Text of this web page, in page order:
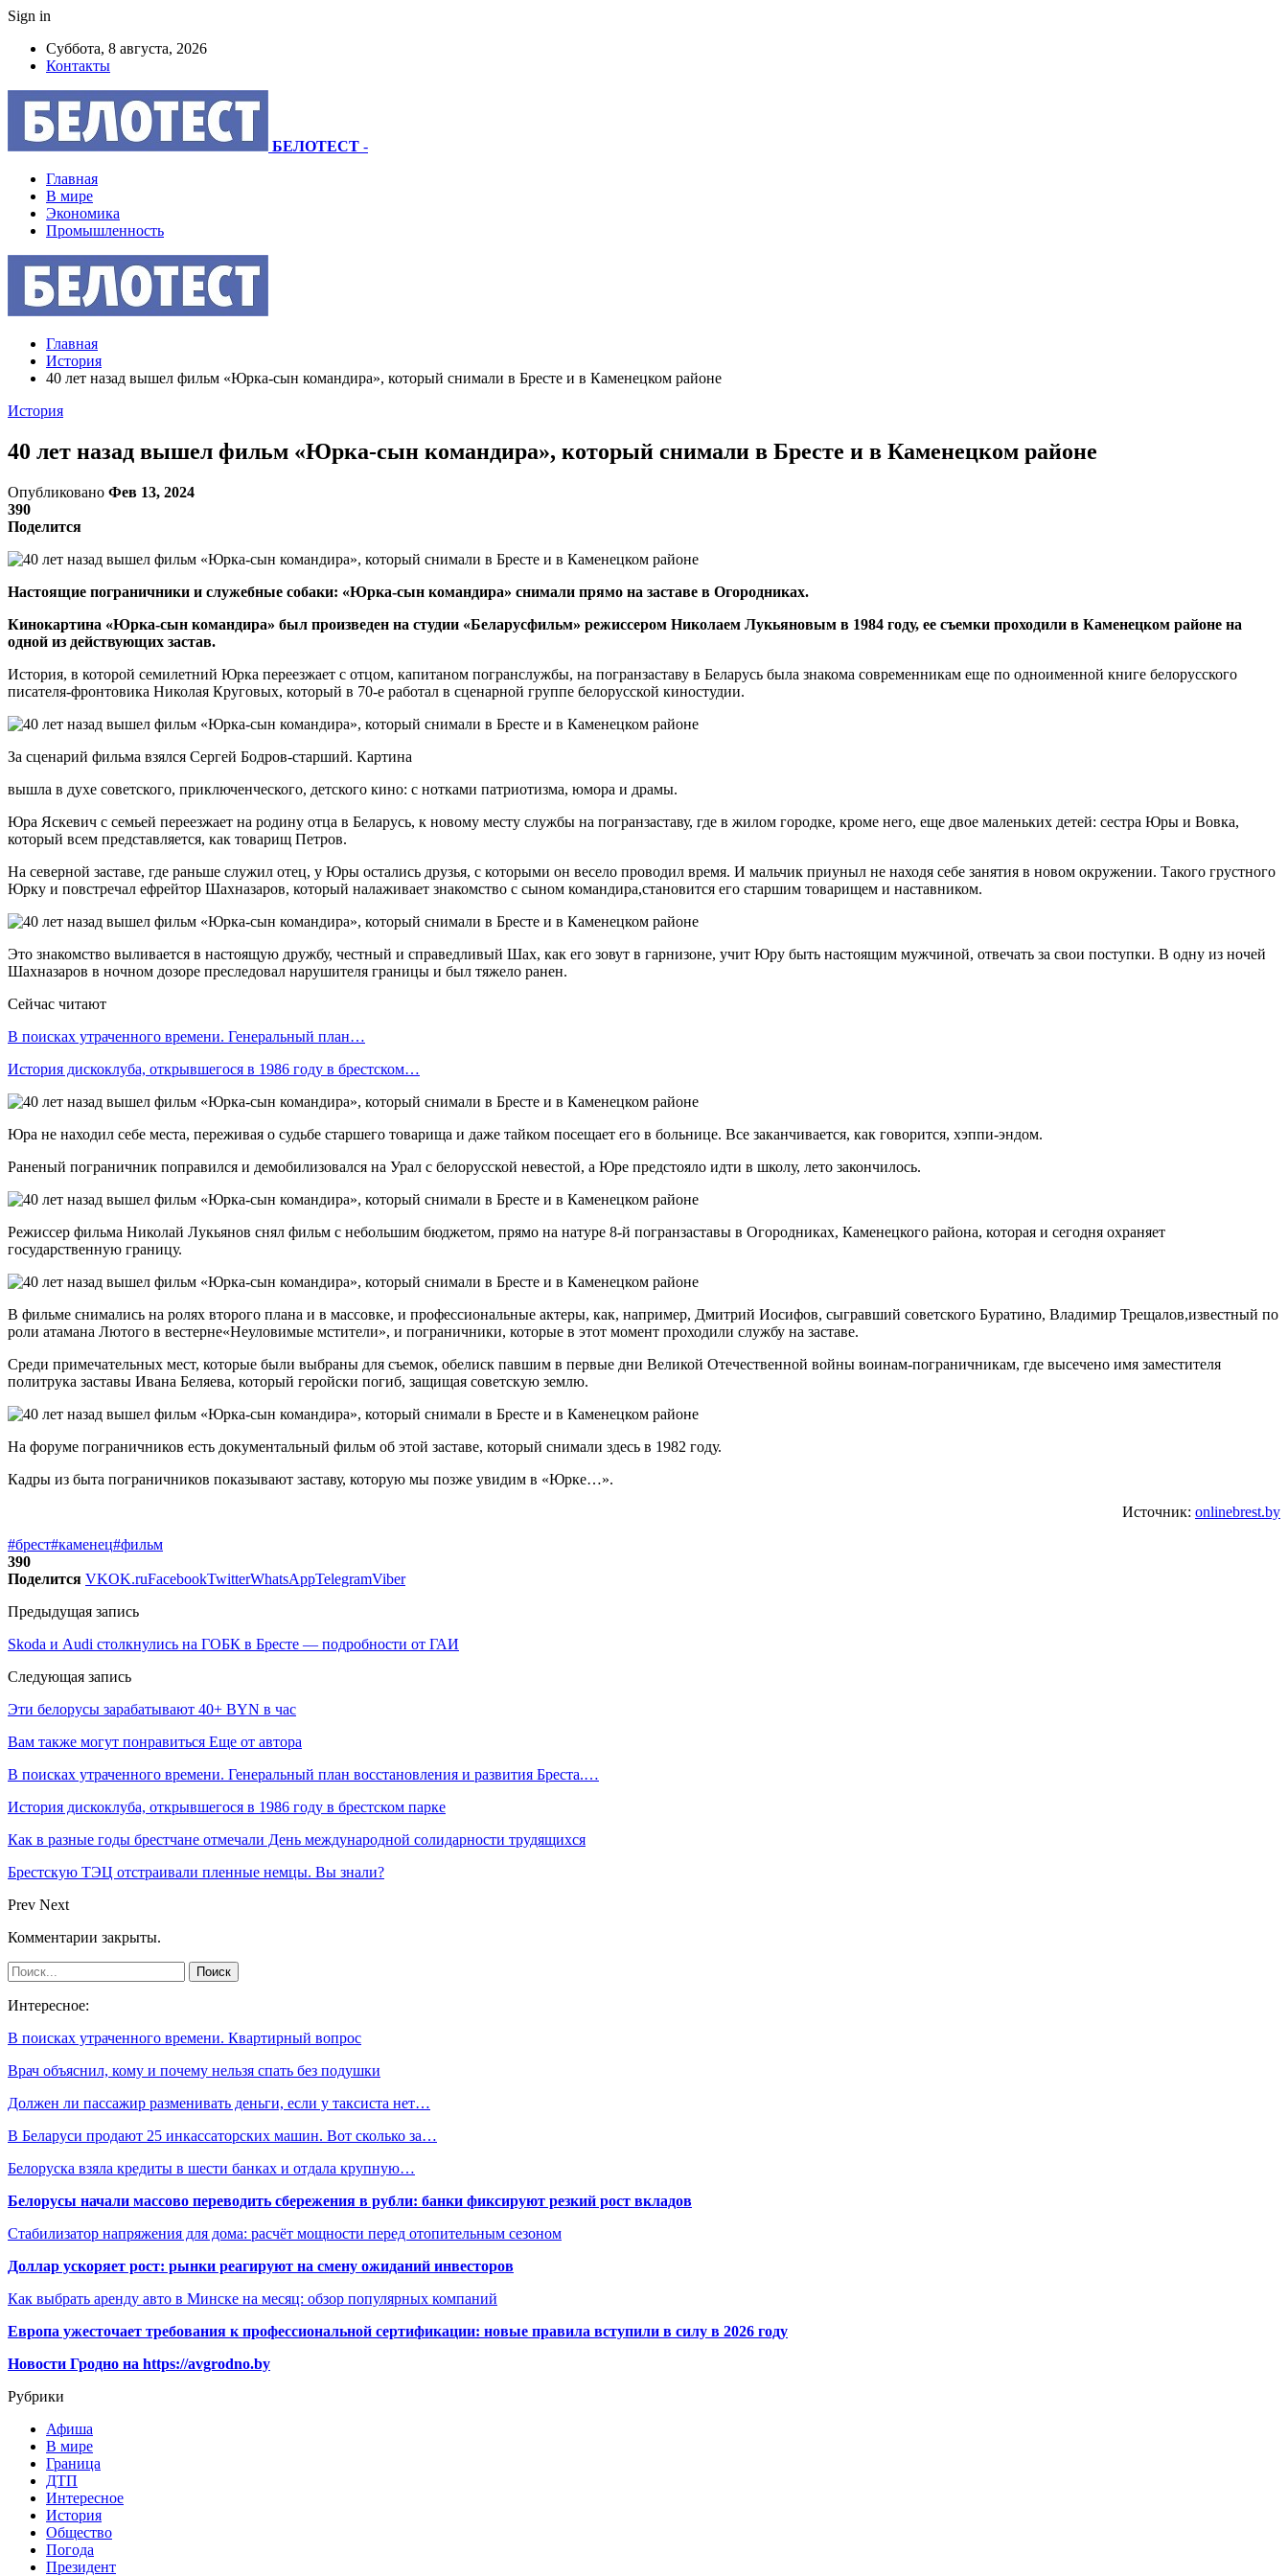
Sign in
Суббота, 8 августа, 2026
Контакты
БЕЛОТЕСТ -
Главная
В мире
Экономика
Промышленность
Главная
История
40 лет назад вышел фильм «Юрка-сын командира», который снимали в Бресте и в Каменецком районе
История
40 лет назад вышел фильм «Юрка-сын командира», который снимали в Бресте и в Каменецком районе
Опубликовано Фев 13, 2024
390
Поделится
Настоящие пограничники и служебные собаки: «Юрка-сын командира» снимали прямо на заставе в Огородниках.
Кинокартина «Юрка-сын командира» был произведен на студии «Беларусфильм» режиссером Николаем Лукьяновым в 1984 году, ее съемки проходили в Каменецком районе на
одной из действующих застав.
История, в которой семилетний Юрка переезжает с отцом, капитаном погранслужбы, на погранзаставу в Беларусь была знакома современникам еще по одноименной книге белорусского
писателя-фронтовика Николая Круговых, который в 70-е работал в сценарной группе белорусской киностудии.
За сценарий фильма взялся Сергей Бодров-старший. Картина
вышла в духе советского, приключенческого, детского кино: с нотками патриотизма, юмора и драмы.
Юра Яскевич с семьей переезжает на родину отца в Беларусь, к новому месту службы на погранзаставу, где в жилом городке, кроме него, еще двое маленьких детей: сестра Юры и Вовка,
который всем представляется, как товарищ Петров.
На северной заставе, где раньше служил отец, у Юры остались друзья, с которыми он весело проводил время. И мальчик приуныл не находя себе занятия в новом окружении. Такого грустного
Юрку и повстречал ефрейтор Шахназаров, который налаживает знакомство с сыном командира,становится его старшим товарищем и наставником.
Это знакомство выливается в настоящую дружбу, честный и справедливый Шах, как его зовут в гарнизоне, учит Юру быть настоящим мужчиной, отвечать за свои поступки. В одну из ночей
Шахназаров в ночном дозоре преследовал нарушителя границы и был тяжело ранен.
Сейчас читают
В поисках утраченного времени. Генеральный план…
История дискоклуба, открывшегося в 1986 году в брестском…
Юра не находил себе места, переживая о судьбе старшего товарища и даже тайком посещает его в больнице. Все заканчивается, как говорится, хэппи-эндом.
Раненый пограничник поправился и демобилизовался на Урал с белорусской невестой, а Юре предстояло идти в школу, лето закончилось.
Режиссер фильма Николай Лукьянов снял фильм с небольшим бюджетом, прямо на натуре 8-й погранзаставы в Огородниках, Каменецкого района, которая и сегодня охраняет
государственную границу.
В фильме снимались на ролях второго плана и в массовке, и профессиональные актеры, как, например, Дмитрий Иосифов, сыгравший советского Буратино, Владимир Трещалов,известный по
роли атамана Лютого в вестерне«Неуловимые мстители», и пограничники, которые в этот момент проходили службу на заставе.
Среди примечательных мест, которые были выбраны для съемок, обелиск павшим в первые дни Великой Отечественной войны воинам-пограничникам, где высечено имя заместителя
политрука заставы Ивана Беляева, который геройски погиб, защищая советскую землю.
На форуме пограничников есть документальный фильм об этой заставе, который снимали здесь в 1982 году.
Кадры из быта пограничников показывают заставу, которую мы позже увидим в «Юрке…».
Источник: onlinebrest.by
#брест#каменец#фильм
390
Поделится VKOK.ruFacebookTwitterWhatsAppTelegramViber
Предыдущая запись
Skoda и Audi столкнулись на ГОБК в Бресте — подробности от ГАИ
Следующая запись
Эти белорусы зарабатывают 40+ BYN в час
Вам также могут понравиться Еще от автора
В поисках утраченного времени. Генеральный план восстановления и развития Бреста.…
История дискоклуба, открывшегося в 1986 году в брестском парке
Как в разные годы брестчане отмечали День международной солидарности трудящихся
Брестскую ТЭЦ отстраивали пленные немцы. Вы знали?
Prev Next
Комментарии закрыты.
Интересное:
В поисках утраченного времени. Квартирный вопрос
Врач объяснил, кому и почему нельзя спать без подушки
Должен ли пассажир разменивать деньги, если у таксиста нет…
В Беларуси продают 25 инкассаторских машин. Вот сколько за…
Белоруска взяла кредиты в шести банках и отдала крупную…
Белорусы начали массово переводить сбережения в рубли: банки фиксируют резкий рост вкладов
Стабилизатор напряжения для дома: расчёт мощности перед отопительным сезоном
Доллар ускоряет рост: рынки реагируют на смену ожиданий инвесторов
Как выбрать аренду авто в Минске на месяц: обзор популярных компаний
Европа ужесточает требования к профессиональной сертификации: новые правила вступили в силу в 2026 году
Новости Гродно на https://avgrodno.by
Рубрики
Афиша
В мире
Граница
ДТП
Интересное
История
Общество
Погода
Президент